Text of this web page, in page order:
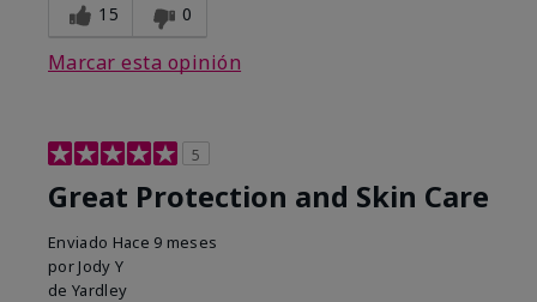
15 0
Marcar esta opinión
5
Great Protection and Skin Care
Enviado Hace 9 meses
por Jody Y
de Yardley